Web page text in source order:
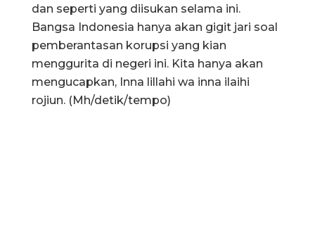
dan seperti yang diisukan selama ini.
Bangsa Indonesia hanya akan gigit jari soal
pemberantasan korupsi yang kian
menggurita di negeri ini. Kita hanya akan
mengucapkan, Inna lillahi wa inna ilaihi
rojiun. (Mh/detik/tempo)